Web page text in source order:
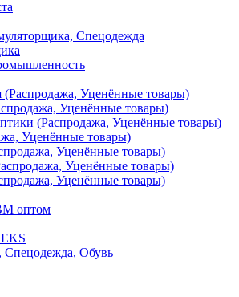
Спецодежда
(Распродажа, Уценённые товары)
Уценённые товары)
(Распродажа, Уценённые товары)
Уценённые товары)
Уценённые товары)
Уценённые товары)
Уценённые товары)
оптом
Спецодежда, Обувь